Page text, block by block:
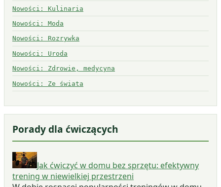
Nowości: Kulinaria
Nowości: Moda
Nowości: Rozrywka
Nowości: Uroda
Nowości: Zdrowie, medycyna
Nowości: Ze świata
Porady dla ćwiczących
Jak ćwiczyć w domu bez sprzętu: efektywny
trening w niewielkiej przestrzeni